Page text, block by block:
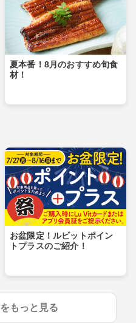
夏本番！8月のおすすめ旬食
材！
お盆限定！ルビットポイン
トプラスのご紹介！
もっと見る